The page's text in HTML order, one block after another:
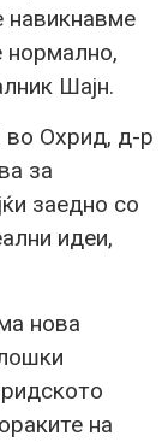
навикнавме
нормално,
Шајн.
во Охрид, д-р
за
заедно со
идеи,
нова
на